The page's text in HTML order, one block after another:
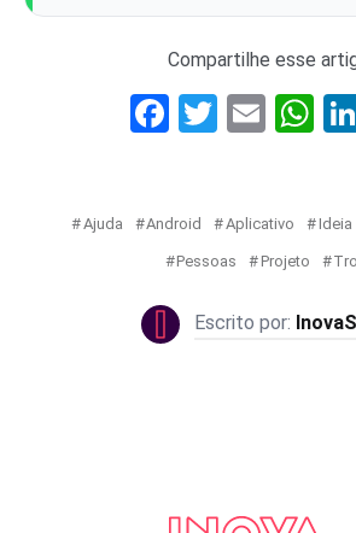
Compartilhe esse
Facebook
Twitter
Email
Ajuda Android Aplicativo Ideia
Pessoas Projeto